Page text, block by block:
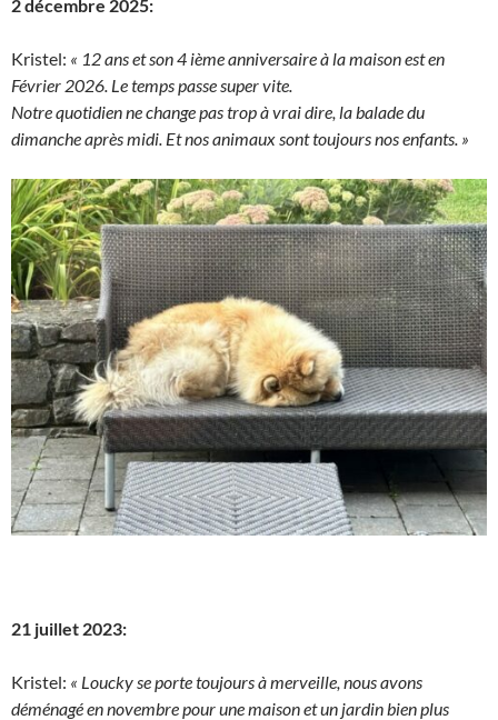
2 décembre 2025:
Kristel: « 12 ans et son 4 ième anniversaire à la maison est en
Février 2026. Le temps passe super vite.
Notre quotidien ne change pas trop à vrai dire, la balade du
dimanche après midi. Et nos animaux sont toujours nos enfants. »
21 juillet 2023:
Kristel: « Loucky se porte toujours à merveille, nous avons
déménagé en novembre pour une maison et un jardin bien plus